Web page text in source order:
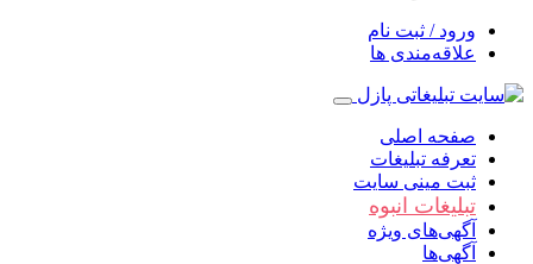
ورود / ثبت نام
علاقه‌مندی ها
صفحه اصلی
تعرفه تبلیغات
ثبت مینی سایت
تبلیغات انبوه
آگهی‌های ویژه
آگهی‌ها